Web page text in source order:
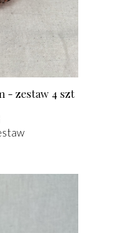
- zestaw 4 szt